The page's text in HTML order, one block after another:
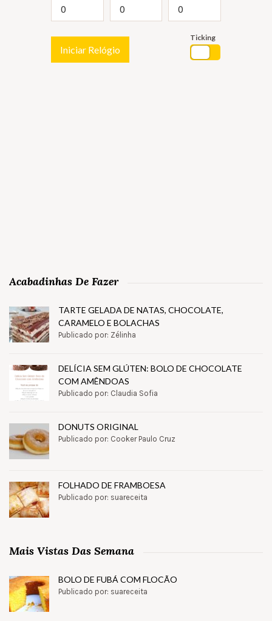
Iniciar Relógio
Ticking
Acabadinhas De Fazer
TARTE GELADA DE NATAS, CHOCOLATE,
CARAMELO E BOLACHAS
Publicado por: Zélinha
DELÍCIA SEM GLÚTEN: BOLO DE CHOCOLATE
COM AMÊNDOAS
Publicado por: Claudia Sofia
DONUTS ORIGINAL
Publicado por: Cooker Paulo Cruz
FOLHADO DE FRAMBOESA
Publicado por: suareceita
Mais Vistas Das Semana
BOLO DE FUBÁ COM FLOCÃO
Publicado por: suareceita